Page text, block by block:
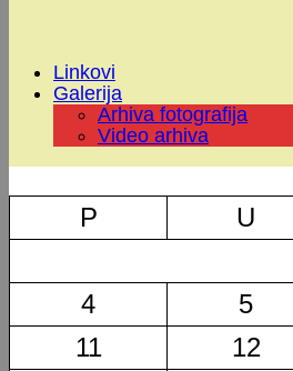
Linkovi
Galerija
Arhiva fotografija
Video arhiva
P
U
4 5
11
12